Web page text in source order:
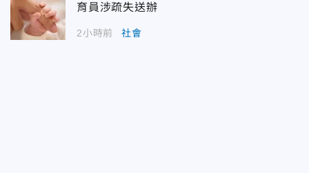
育員涉疏失送辦
2小時前 社會